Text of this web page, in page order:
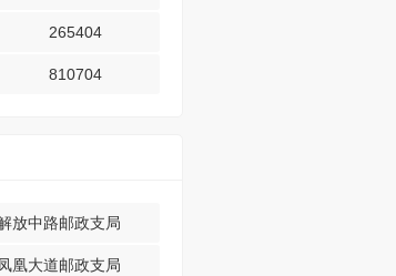
265404
810704
放中路邮政支局
凤凰大道邮政支局